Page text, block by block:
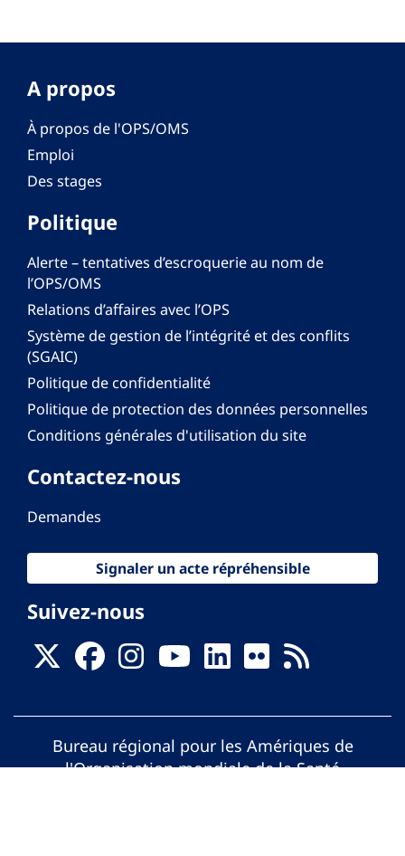
A propos
À propos de l'OPS/OMS
Emploi
Des stages
Politique
Alerte – tentatives d’escroquerie au nom de
l’OPS/OMS
Relations d’affaires avec l’OPS
Système de gestion de l’intégrité et des conflits
(SGAIC)
Politique de confidentialité
Politique de protection des données personnelles
Conditions générales d'utilisation du site
Contactez-nous
Demandes
Signaler un acte répréhensible
Suivez-nous
Bureau régional pour les Amériques de
l'Organisation mondiale de la Santé